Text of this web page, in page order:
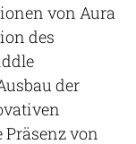
von Aura
des
der
von